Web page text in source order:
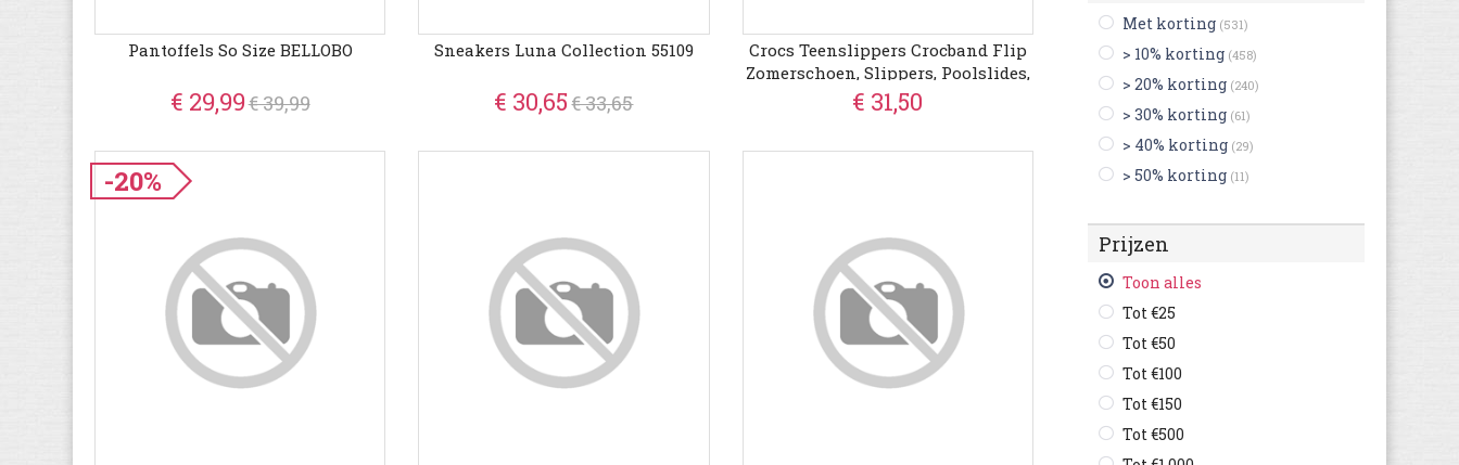
Columbia (15)
Converse
Crocs
Cruyff
Dockers By Gerli
Dr. Martens (75)
Faguo
Finn Comfort
Floris van Bommel
Gabor(2)
Gant(3)
Geox (30)
Giesswein
Globe (3)
Met korting (531)
> 10% korting (458)
> 20% korting (240)
> 30% korting (61)
> 40% korting (29)
> 50% korting (11)
Prijzen
Toon alles
Tot €25
Tot €50
Tot €100
Tot €150
Tot €500
Pantoffels So Size BELLOBO
€ 29,99€ 39,99
Sneakers Luna Collection 55109
€ 30,65€ 33,65
Crocs Teenslippers Crocband Flip
Zomerschoen, Slippers, Poolslides,
Dianette, Om Te Zwemmen
€ 31,50
-20%